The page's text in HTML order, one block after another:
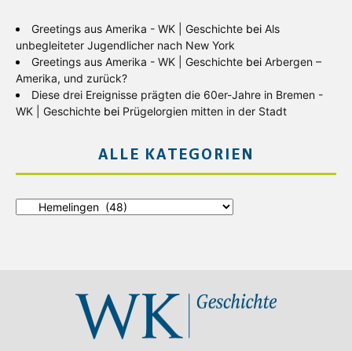
Greetings aus Amerika - WK | Geschichte bei Als
unbegleiteter Jugendlicher nach New York
Greetings aus Amerika - WK | Geschichte bei Arbergen –
Amerika, und zurück?
Diese drei Ereignisse prägten die 60er-Jahre in Bremen -
WK | Geschichte bei Prügelorgien mitten in der Stadt
ALLE KATEGORIEN